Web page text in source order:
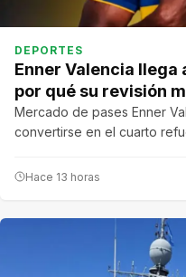
DEPORTES
Enner Valencia llega
por qué su revisión
Mercado de pases Enner
convertirse en el cuarto
Hace 13 horas